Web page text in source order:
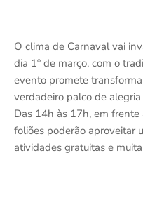
O clima de Carnaval vai
dia 1º de março, com o
evento promete
verdadeiro palco de
Das 14h às 17h, em frente
foliões poderão aproveitar
atividades gratuitas e